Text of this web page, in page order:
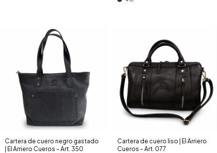
Cartera de cuero negro gastado
| El Arriero Cueros – Art. 350
Cartera de cuero liso | El Arriero
Cueros – Art. 077